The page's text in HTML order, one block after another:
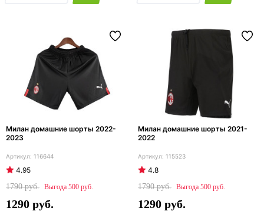
Милан домашние шорты 2022-
2023
116644
4.95
1790
500
1290
Милан домашние шорты 2021-
2022
115523
4.8
1790
500
1290